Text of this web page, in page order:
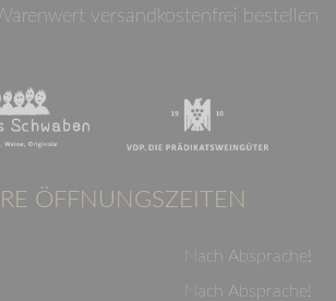
versandkostenfrei bestellen
ÖFFNUNGSZEITEN
Nach Absprache!
Nach Absprache!